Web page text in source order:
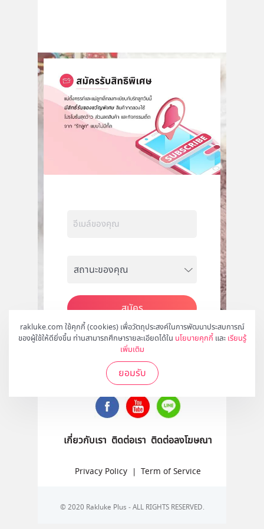
rakluke.com ใช้คุกกี้ (cookies) เพื่อวัตถุประสงค์ในการพัฒนาประสบการณ์
ของผู้ใช้ให้ดียิ่งขึ้น ท่านสามารถศึกษารายละเอียดได้ใน นโยบายคุกกี้ และ เรียนรู้
เพิ่มเติม
ยอมรับ
สมัคร
ติดตามเราได้ที่
เกี่ยวกับเรา ติดต่อเรา ติดต่อลงโฆษณา
Privacy Policy | Term of Service
© 2020 Rakluke Plus - ALL RIGHTS RESERVED.